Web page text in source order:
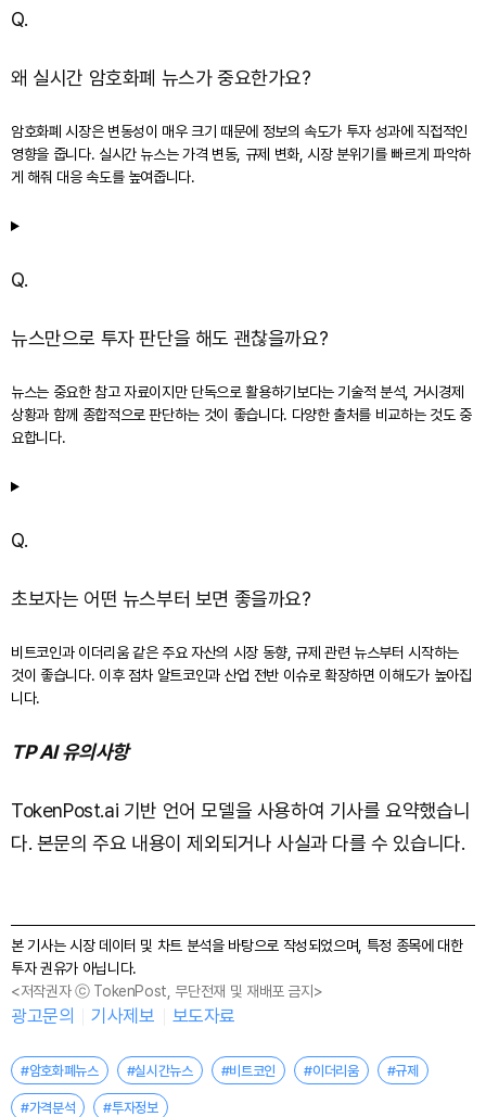
Q.
왜 실시간 암호화폐 뉴스가 중요한가요?
암호화폐 시장은 변동성이 매우 크기 때문에 정보의 속도가 투자 성과에 직접적인
영향을 줍니다. 실시간 뉴스는 가격 변동, 규제 변화, 시장 분위기를 빠르게 파악하
게 해줘 대응 속도를 높여줍니다.
Q.
뉴스만으로 투자 판단을 해도 괜찮을까요?
뉴스는 중요한 참고 자료이지만 단독으로 활용하기보다는 기술적 분석, 거시경제
상황과 함께 종합적으로 판단하는 것이 좋습니다. 다양한 출처를 비교하는 것도 중
요합니다.
Q.
초보자는 어떤 뉴스부터 보면 좋을까요?
비트코인과 이더리움 같은 주요 자산의 시장 동향, 규제 관련 뉴스부터 시작하는
것이 좋습니다. 이후 점차 알트코인과 산업 전반 이슈로 확장하면 이해도가 높아집
니다.
TP AI 유의사항
TokenPost.ai 기반 언어 모델을 사용하여 기사를 요약했습니
다. 본문의 주요 내용이 제외되거나 사실과 다를 수 있습니다.
본 기사는 시장 데이터 및 차트 분석을 바탕으로 작성되었으며, 특정 종목에 대한
투자 권유가 아닙니다.
<저작권자 ⓒ TokenPost, 무단전재 및 재배포 금지>
광고문의 기사제보 보도자료
#암호화폐뉴스 #실시간뉴스 #비트코인 #이더리움 #규제
#가격분석 #투자정보